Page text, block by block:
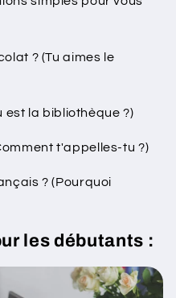
? (Tu aimes le
est la bibliothèque ?)
t'appelles-tu ?)
? (Pourquoi
les débutants :